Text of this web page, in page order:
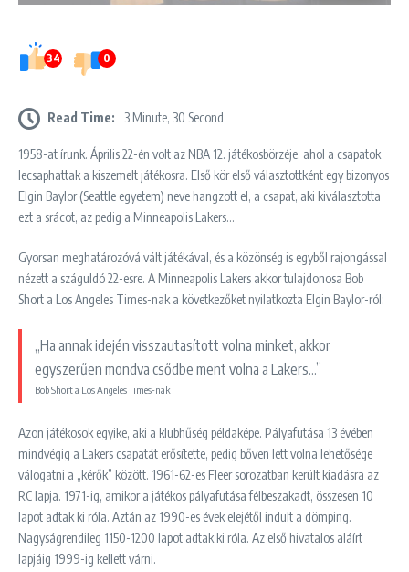
34 0
Read Time: 3 Minute, 30 Second
1958-at írunk. Április 22-én volt az NBA 12. játékosbörzéje, ahol a csapatok
lecsaphattak a kiszemelt játékosra. Első kör első választottként egy bizonyos
Elgin Baylor (Seattle egyetem) neve hangzott el, a csapat, aki kiválasztotta
ezt a srácot, az pedig a Minneapolis Lakers…
Gyorsan meghatározóvá vált játékával, és a közönség is egyből rajongással
nézett a száguldó 22-esre. A Minneapolis Lakers akkor tulajdonosa Bob
Short a Los Angeles Times-nak a következőket nyilatkozta Elgin Baylor-ról:
„Ha annak idején visszautasított volna minket, akkor
egyszerűen mondva csődbe ment volna a Lakers…”
Bob Short a Los Angeles Times-nak
Azon játékosok egyike, aki a klubhűség példaképe. Pályafutása 13 évében
mindvégig a Lakers csapatát erősítette, pedig bőven lett volna lehetősége
válogatni a „kérők” között. 1961-62-es Fleer sorozatban került kiadásra az
RC lapja. 1971-ig, amikor a játékos pályafutása félbeszakadt, összesen 10
lapot adtak ki róla. Aztán az 1990-es évek elejétől indult a dömping.
Nagyságrendileg 1150-1200 lapot adtak ki róla. Az első hivatalos aláírt
lapjáig 1999-ig kellett várni.